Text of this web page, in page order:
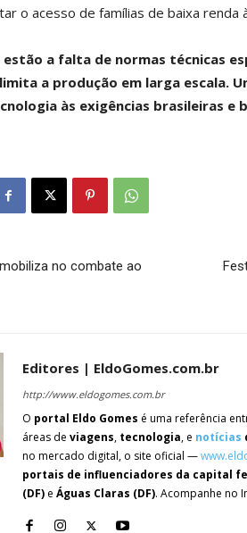
o acesso de famílias de baixa renda
estão a falta de normas técnicas
a produção em larga escala.
às exigências brasileiras e
no combate ao
Editores | EldoGomes.com.br
http://www.eldogomes.com.br
O portal Eldo Gomes é uma referência
áreas de viagens, tecnologia, e notícias
no mercado digital, o site oficial —
portais de influenciadores da capital
(DF) e Águas Claras (DF). Acompanhe no